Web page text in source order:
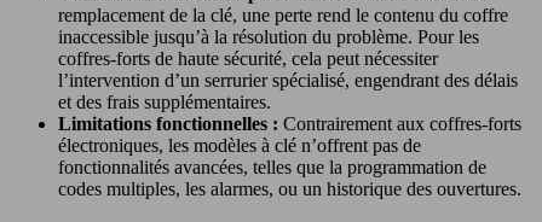
remplacement de la clé, une perte rend le contenu du coffre
inaccessible jusqu’à la résolution du problème. Pour les
coffres-forts de haute sécurité, cela peut nécessiter
l’intervention d’un serrurier spécialisé, engendrant des délais
et des frais supplémentaires.
Limitations fonctionnelles : Contrairement aux coffres-forts
électroniques, les modèles à clé n’offrent pas de
fonctionnalités avancées, telles que la programmation de
codes multiples, les alarmes, ou un historique des ouvertures.